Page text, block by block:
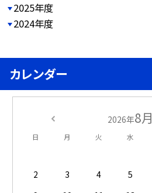
2025年度
2024年度
カレンダー
2026年8月
日 月 火 水
2
3 4 5